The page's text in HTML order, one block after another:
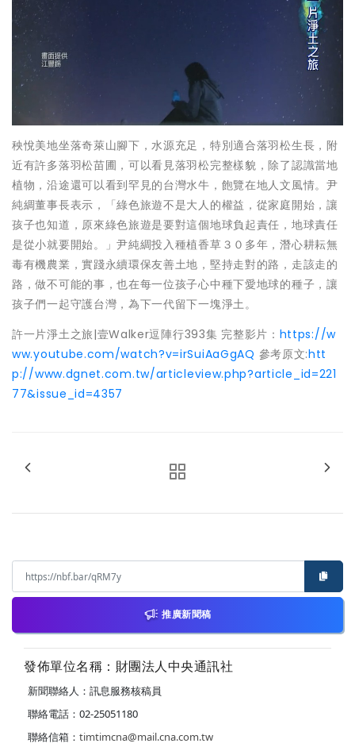
秧悅美地坐落奇萊山腳下，水源充足，特別適合落羽松生長，附
近有許多落羽松苗圃，可以看見落羽松完整樣貌，除了認識當地
植物，沿途還可以看到罕見的台灣水牛，飽覽在地人文風情。尹
純綢董事長表示，「綠色旅遊不是大人的權益，從家庭開始，讓
孩子也知道，原來綠色旅遊是要對這個地球負起責任，地球責任
是從小就要開始。」尹純綢投入種植香草３０多年，潛心耕耘無
毒有機農業，實踐永續環保友善土地，堅持走對的路，走該走的
路，做不可能的事，也在每一位孩子心中種下愛地球的種子，讓
孩子們一起守護台灣，為下一代留下一塊淨土。
許一片淨土之旅|壹Walker逗陣行393集 完整影片： https://w
ww.youtube.com/watch?v=irSuiAaGgAQ 參考原文:htt
p://www.dgnet.com.tw/articleview.php?article_id=221
77&issue_id=4357
推廣新聞稿
發佈單位名稱：財團法人中央通訊社
新聞聯絡人：訊息服務核稿員
聯絡電話：02-25051180
聯絡信箱： timtimcna@mail.cna.com.tw